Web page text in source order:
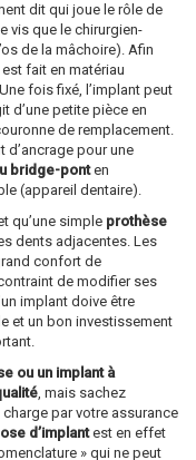
dit qui joue le rôle de
vis que le chirurgien-
de la mâchoire). Afin
fait en matériau
fois fixé, l’implant peut
d’une petite pièce en
de remplacement.
d’ancrage pour une
bridge-ponten
(appareil dentaire).
qu’une simple prothèse
dents adjacentes. Les
confort de
de modifier ses
implant doive être
et un bon investissement
ou un implant à
, mais sachez
par votre assurance
d’implantest en effet
» qui ne peut